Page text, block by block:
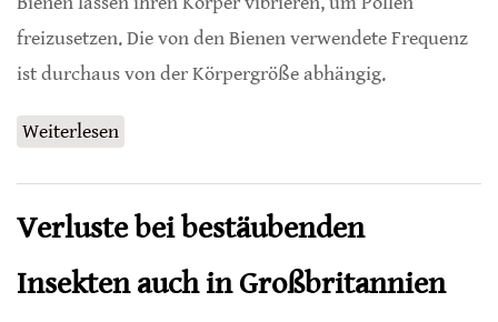
freizusetzen. Die von den Bienen verwendete Frequenz
ist durchaus von der Körpergröße abhängig.
Weiterlesen
Verluste bei bestäubenden
Insekten auch in Großbritannien